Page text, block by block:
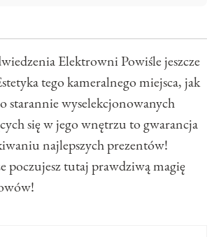
Elektrowni Powiśle jeszcze
tego kameralnego miejsca, jak
starannie wyselekcjonowanych
się w jego wnętrzu to gwarancja
najlepszych prezentów!
poczujesz tutaj prawdziwą magię